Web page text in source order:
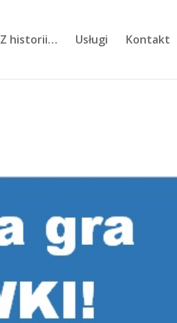
Z historii… Usługi Kontakt